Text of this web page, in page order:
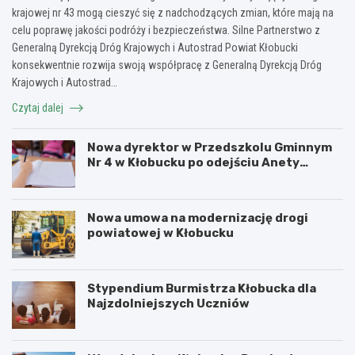
krajowej nr 43 mogą cieszyć się z nadchodzących zmian, które mają na
celu poprawę jakości podróży i bezpieczeństwa. Silne Partnerstwo z
Generalną Dyrekcją Dróg Krajowych i Autostrad Powiat Kłobucki
konsekwentnie rozwija swoją współpracę z Generalną Dyrekcją Dróg
Krajowych i Autostrad…
Czytaj dalej
Nowa dyrektor w Przedszkolu Gminnym
Nr 4 w Kłobucku po odejściu Anety
Nowa umowa na modernizację drogi
powiatowej w Kłobucku
Stypendium Burmistrza Kłobucka dla
Najzdolniejszych Uczniów